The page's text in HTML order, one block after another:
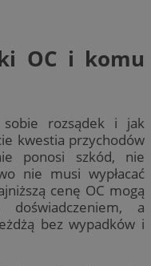
OC i komu
sobie rozsądek i jak
kwestia przychodów
ponosi szkód, nie
nie musi wypłacać
cenę OC mogą
a
bez wypadków i